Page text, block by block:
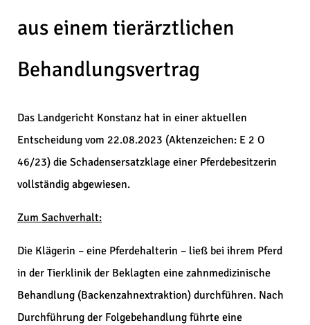
aus einem tierärztlichen
Behandlungsvertrag
Das Landgericht Konstanz hat in einer aktuellen
Entscheidung vom 22.08.2023 (Aktenzeichen: E 2 O
46/23) die Schadensersatzklage einer Pferdebesitzerin
vollständig abgewiesen.
Zum Sachverhalt:
Die Klägerin – eine Pferdehalterin – ließ bei ihrem Pferd
in der Tierklinik der Beklagten eine zahnmedizinische
Behandlung (Backenzahnextraktion) durchführen. Nach
Durchführung der Folgebehandlung führte eine